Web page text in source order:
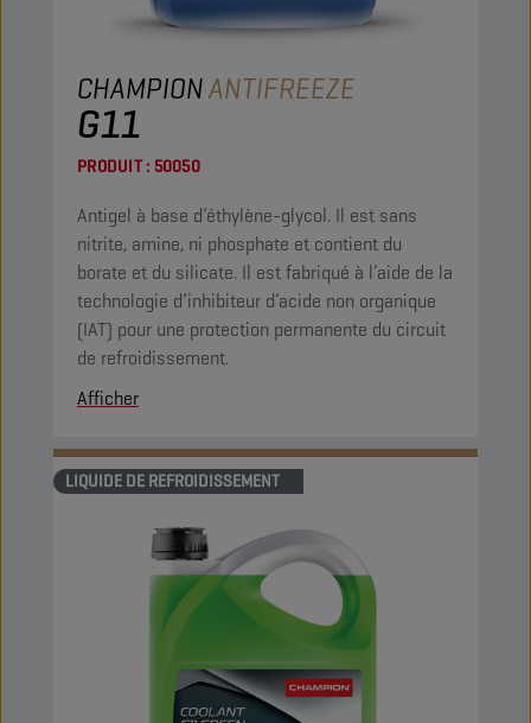
CHAMPIONANTIFREEZE
G11
PRODUIT : 50050
Antigel à base d’éthylène-glycol. Il est sans
nitrite, amine, ni phosphate et contient du
borate et du silicate. Il est fabriqué à l’aide de la
technologie d’inhibiteur d’acide non organique
(IAT) pour une protection permanente du circuit
de refroidissement.
Afficher
LIQUIDE DE REFROIDISSEMENT